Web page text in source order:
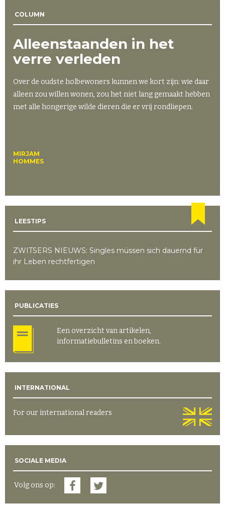
COLUMN
Alleenstaanden in het
verre verleden
Over de oudste holbewoners kunnen we kort zijn: wie daar
alleen zou willen wonen, zou het niet lang gemaakt hebben
met alle hongerige wilde dieren die er vrij rondliepen.
MIRJAM
HOMMES
LEESTIPS
ZWITSERS NIEUWS: Singles müssen sich dauernd für
ihr Leben rechtfertigen
PUBLICATIES
Een overzicht van artikelen,
informatiebulletins en boeken.
INTERNATIONAL
For our international readers
SOCIALE MEDIA
Volg ons op: